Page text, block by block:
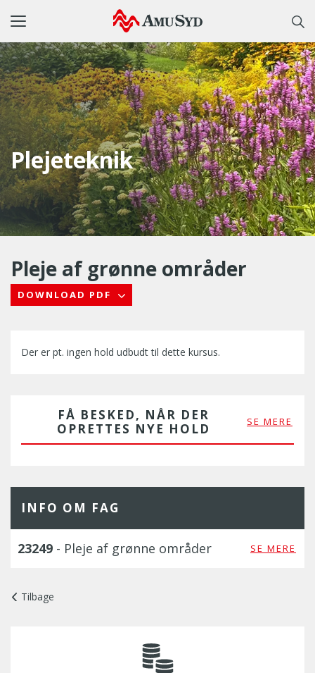
Toggle
Plejeteknik
Pleje af grønne områder
DOWNLOAD PDF
Der er pt. ingen hold udbudt til dette kursus.
FÅ BESKED, NÅR DER
OPRETTES NYE HOLD
SE MERE
INFO OM FAG
23249 - Pleje af grønne områder SE MERE
Tilbage